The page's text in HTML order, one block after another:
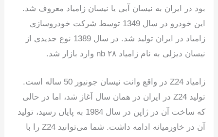
بود در ایران به نیسان آبی یا نیسان زامیاد معروف شد.
این خودرو در سال 1349 توسط شرکت خودروسازی
زامیاد در ایران تولید شد. در سال 1389 نوع جدیدی از
نیسان دیزلی به نام زامیاد ۲۸ nb وارد بازار شد.
زامیاد Z24 در واقع وانت نیسان جونیور 50 ساله است.
تولید Z24 در ایران در همان سال آغاز شد، اما در حالی
که ساخت آن در ژاپن در سال 1984 به پایان رسید، تولید
آن در خاورمیانه ادامه داشت. شما می‌توانید Z24 را با